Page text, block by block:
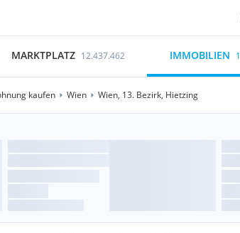
MARKTPLATZ 12.437.462 IMMOBILIEN
kaufen Wien Wien, 13. Bezirk, Hietzing